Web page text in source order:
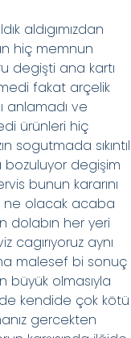
aldıgımızdan
hiç memnun
degişti ana kartı
fakat arçelik
anlamadı ve
ürünleri hiç
sogutmada
degişim
bunun kararını
ne olacak acaba
dolabın her yeri
cagırıyoruz aynı
malesef bi sonuç
büyük olmasıyla
kendide çok kötü
gercekten